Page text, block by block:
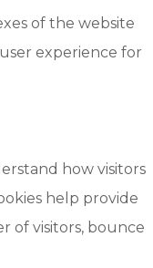
of the website
experience for
how visitors
help provide
of visitors, bounce